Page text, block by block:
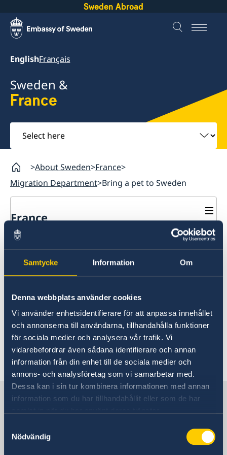
Samtycke Information Om
Denna webbplats använder cookies
Vi använder enhetsidentifierare för att anpassa innehållet
och annonserna till användarna, tillhandahålla funktioner
för sociala medier och analysera vår trafik. Vi
vidarebefordrar även sådana identifierare och annan
information från din enhet till de sociala medier och
annons- och analysföretag som vi samarbetar med.
Dessa kan i sin tur kombinera informationen med annan
information som du har tillhandahållit eller som de har
Nödvändig
Sweden Abroad
EnglishFrançais
Sweden &
France
Select
here
About Sweden France
Migration Department Bring a pet to Sweden
France
Migration Department
Contact and opening hours
For EU citizens
Bring a pet to Sweden
Bring a pet to Sweden
The rules on importing dogs, cats and
spread of rabies in Sweden. The rules
are set by the European Union.
More about bringing animals to Sweden on the
Swedish Board of Agriculture's web site
.
Sweden in France
Sweden's mission